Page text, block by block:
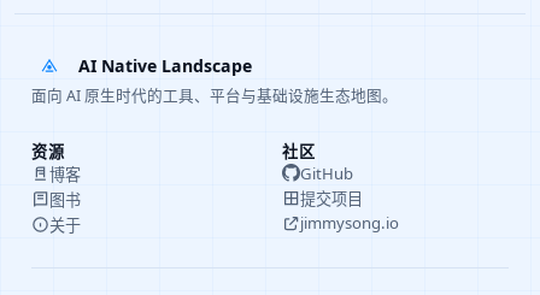
AI Native Landscape
面向 AI 原生时代的工具、平台与基础设施生态地图。
资源
博客
图书
关于
社区
GitHub
提交项目
jimmysong.io